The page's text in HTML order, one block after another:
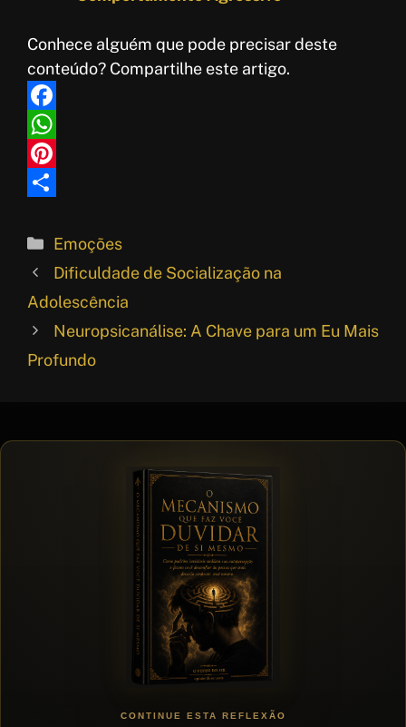
Conhece alguém que pode precisar deste
conteúdo? Compartilhe este artigo.
F
a
c
b
o
o
k
W
h
t
s
A
p
p
P
n
t
e
r
e
h
a
r
e
Categorias
Emoções
Dificuldade de Socialização na
Adolescência
Neuropsicanálise: A Chave para um Eu Mais
Profundo
CONTINUE ESTA REFLEXÃO